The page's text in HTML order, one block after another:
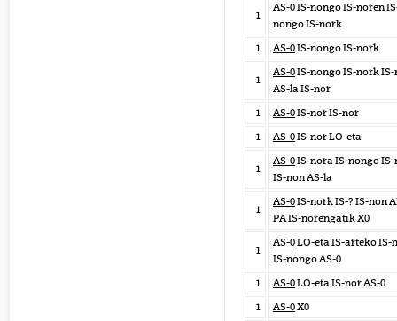
1
AS-0IS-nongo IS-noren
nongo IS-nork
1
AS-0IS-nongo IS-nork
1
AS-0IS-nongo IS-nork
AS-la IS-nor
1
AS-0IS-nor IS-nor
1
AS-0IS-nor LO-eta
1
AS-0IS-nora IS-nongo
IS-non AS-la
1
AS-0IS-nork IS-? IS-non
PA IS-norengatik X0
1
AS-0LO-eta IS-arteko IS-
IS-nongo AS-0
1
AS-0LO-eta IS-nor AS-0
1
AS-0X0